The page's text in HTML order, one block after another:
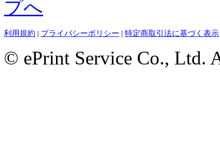
利用規約 プライバシーポリシー 特定商取引法に基づく表示
© ePrint Service Co., Ltd.